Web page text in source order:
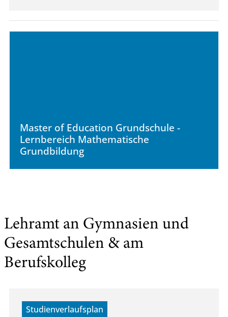
Master of Education Grundschule -
Lernbereich Mathematische
Grundbildung
Lehramt an Gymnasien und
Gesamtschulen & am
Berufskolleg
Studienverlaufsplan